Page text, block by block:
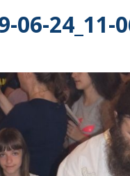
06-24_11-